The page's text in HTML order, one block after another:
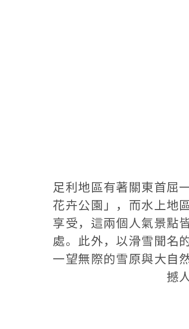
足利地區有著關東首屈
花卉公園」，而水上地
享受，這兩個人氣景點
處。此外，以滑雪聞名
一望無際的雪原與大自
撼